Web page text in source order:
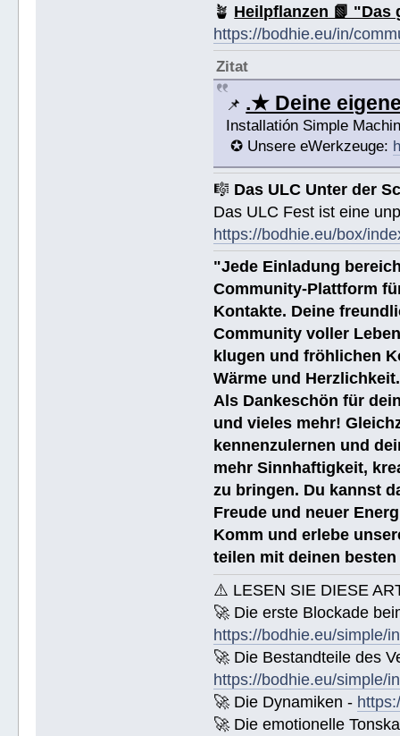
🪴 Heilpflanzen 📗
https://bodhie.eu/in/
Zitat
📌 .★ Deine
Installatión Simple
✪ Unsere eWerkzeuge:
🎼 Das ULC Unter der
Das ULC Fest ist eine
https://bodhie.eu/box/
"Jede Einladung
Community-Plattform
Kontakte. Deine
Community voller
klugen und fröhlichen
Wärme und
Als Dankeschön für
und vieles mehr!
kennenzulernen und
mehr Sinnhaftigkeit,
zu bringen. Du kannst
Freude und neuer
Komm und erlebe
teilen mit deinen
⚠️ LESEN SIE DIESE
🚀 Die erste Blockade
https://bodhie.eu/simple/
🚀 Die Bestandteile des
https://bodhie.eu/simple/
🚀 Die Dynamiken -
🚀 Die emotionelle